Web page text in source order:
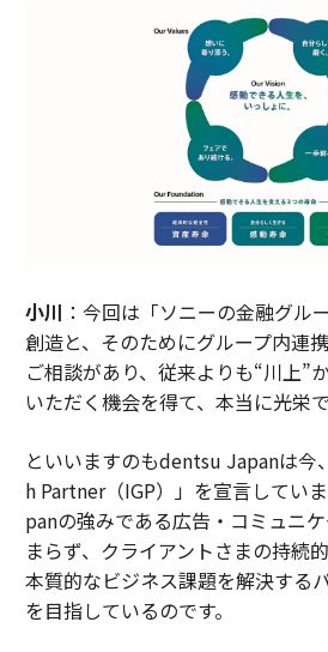
小川 ：今回は「ソニーの金融グル
創造と、そのためにグループ内連
ご相談があり、従来よりも“川上”
いただく機会を得て、本当に光栄で
といいますのもdentsu Japanは
h Partner（IGP）」を宣言してい
panの強みである広告・コミュニ
まらず、クライアントさまの持続
本質的なビジネス課題を解決する
を目指しているのです。